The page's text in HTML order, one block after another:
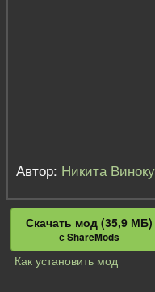
Автор: Никита
Скачать мод (35,9 МБ)
с ShareMods
Как установить мод